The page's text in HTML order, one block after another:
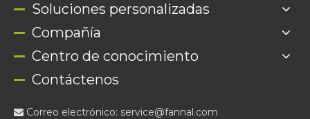
Soluciones personalizadas
Compañía
Centro de conocimiento
Contáctenos
 Correo electrónico: service@fannal.com